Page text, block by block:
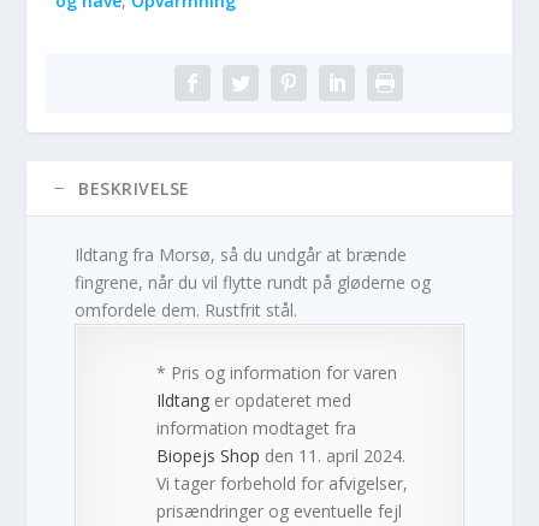
BESKRIVELSE
Ildtang fra Morsø, så du undgår at brænde
fingrene, når du vil flytte rundt på gløderne og
omfordele dem. Rustfrit stål.
* Pris og information for varen
Ildtang er opdateret med
information modtaget fra
Biopejs Shop den 11. april 2024.
Vi tager forbehold for afvigelser,
prisændringer og eventuelle fejl